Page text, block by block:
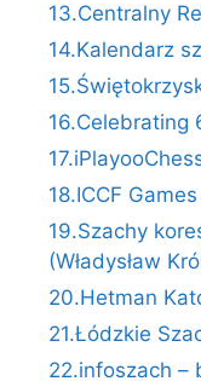
13.Centralny
14.Kalendarz
16.Celebrating
18.ICCF
19.Szachy
(Władysław
20.Hetman
21.Łódzkie
22.infoszach –